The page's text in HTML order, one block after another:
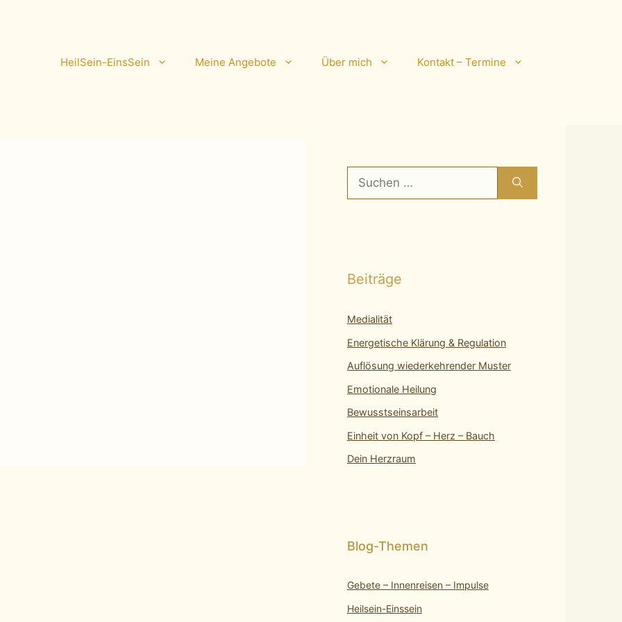
HeilSein-EinsSein Meine Angebote Über mich Kontakt – Termine
Suchen
nach:
Beiträge
Medialität
Energetische Klärung & Regulation
Auflösung wiederkehrender Muster
Emotionale Heilung
Bewusstseinsarbeit
Einheit von Kopf – Herz – Bauch
Dein Herzraum
Gebete – Innenreisen – Impulse
Heilsein-Einssein